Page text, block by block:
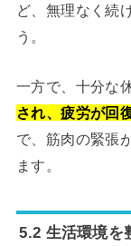
ど、無理なく続
う。
一方で、十分な
され、疲労が回
で、筋肉の緊張
ます。
5.2 生活環境を